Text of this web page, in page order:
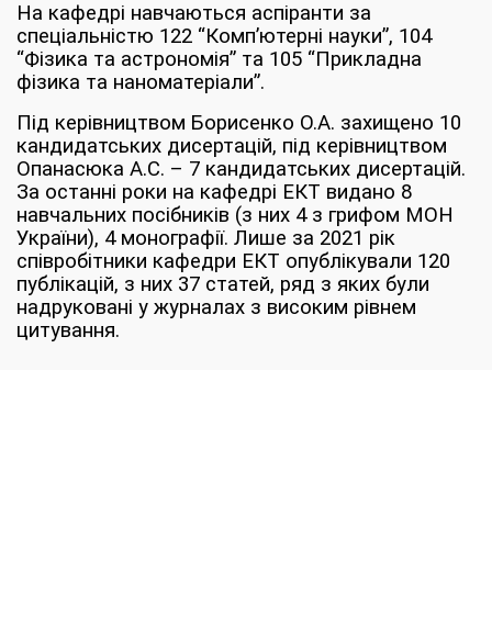
На кафедрі навчаються аспіранти за
спеціальністю 122 “Комп’ютерні науки”, 104
“Фізика та астрономія” та 105 “Прикладна
фізика та наноматеріали”.
Під керівництвом Борисенко О.А. захищено 10
кандидатських дисертацій, під керівництвом
Опанасюка А.С. – 7 кандидатських дисертацій.
За останні роки на кафедрі ЕКТ видано 8
навчальних посібників (з них 4 з грифом МОН
України), 4 монографії. Лише за 2021 рік
співробітники кафедри ЕКТ опублікували 120
публікацій, з них 37 статей, ряд з яких були
надруковані у журналах з високим рівнем
цитування.